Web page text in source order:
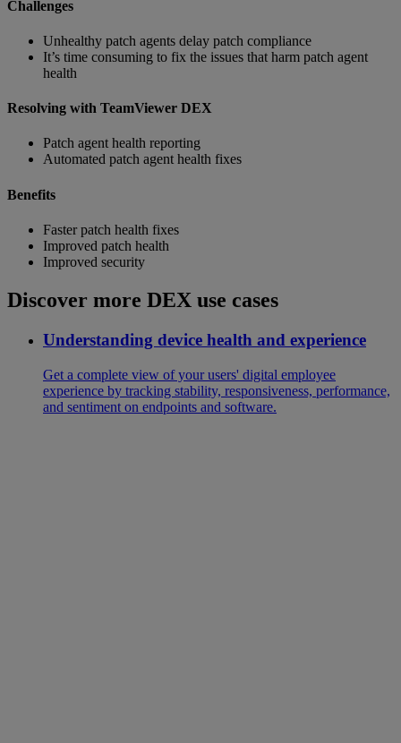
Challenges
Unhealthy patch agents delay patch compliance
It’s time consuming to fix the issues that harm patch agent
health
Resolving with TeamViewer DEX
Patch agent health reporting
Automated patch agent health fixes
Benefits
Faster patch health fixes
Improved patch health
Improved security
Discover more DEX use cases
Understanding device health and experience
Get a complete view of your users' digital employee
experience by tracking stability, responsiveness, performance,
and sentiment on endpoints and software.